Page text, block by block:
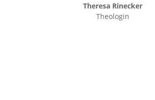
Theresa Rinecker
Theologin